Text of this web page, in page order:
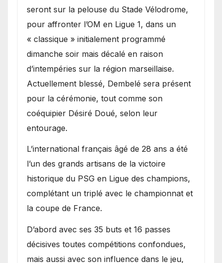
seront sur la pelouse du Stade Vélodrome,
pour affronter l’OM en Ligue 1, dans un
« classique » initialement programmé
dimanche soir mais décalé en raison
d’intempéries sur la région marseillaise.
Actuellement blessé, Dembelé sera présent
pour la cérémonie, tout comme son
coéquipier Désiré Doué, selon leur
entourage.
L’international français âgé de 28 ans a été
l’un des grands artisans de la victoire
historique du PSG en Ligue des champions,
complétant un triplé avec le championnat et
la coupe de France.
D’abord avec ses 35 buts et 16 passes
décisives toutes compétitions confondues,
mais aussi avec son influence dans le jeu,